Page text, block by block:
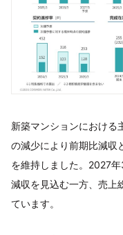
新築マンションにおけ
の減少により前期比減収
を維持しました。2027
減収を見込む一方、売上
ています。